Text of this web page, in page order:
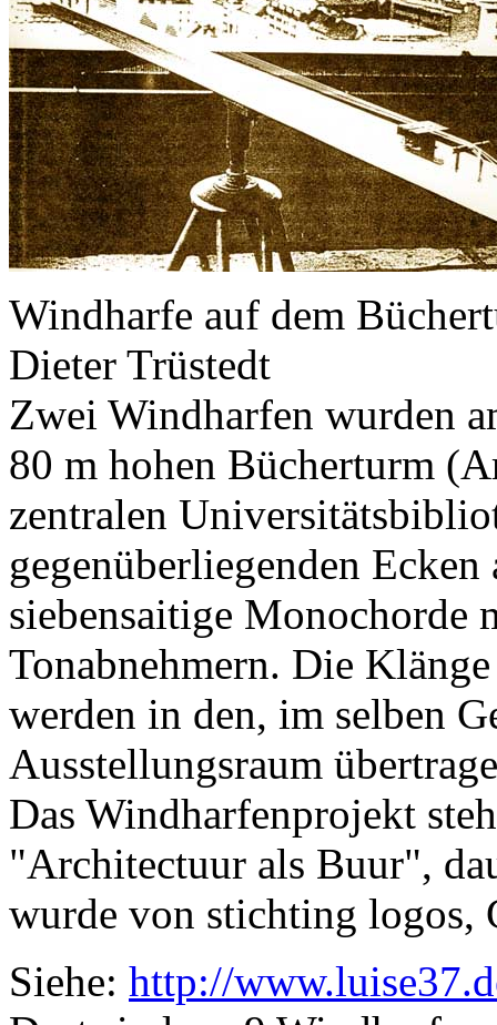
Windharfe auf dem
Dieter Trüstedt
Zwei Windharfen wurden
80 m hohen Bücherturm
zentralen
gegenüberliegenden
siebensaitige Monochorde
Tonabnehmern. Die
werden in den, im selben
Ausstellungsraum
Das Windharfenprojekt
"Architectuur als Buur",
wurde von stichting logos,
Siehe: http://